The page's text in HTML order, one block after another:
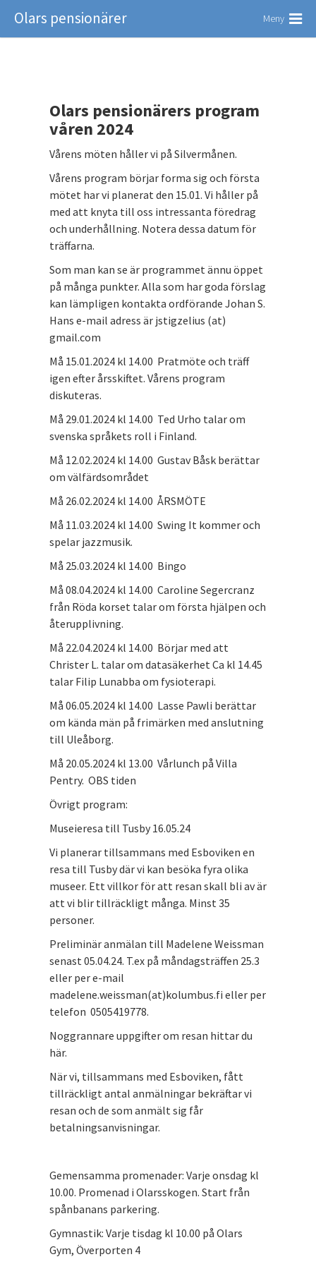
Olars pensionärer Meny
Olars pensionärers program
våren 2024
Vårens möten håller vi på Silvermånen.
Vårens program börjar forma sig och första
mötet har vi planerat den 15.01. Vi håller på
med att knyta till oss intressanta föredrag
och underhållning. Notera dessa datum för
träffarna.
Som man kan se är programmet ännu öppet
på många punkter. Alla som har goda förslag
kan lämpligen kontakta ordförande Johan S.
Hans e-mail adress är jstigzelius (at)
gmail.com
Må 15.01.2024 kl 14.00 Pratmöte och träff
igen efter årsskiftet. Vårens program
diskuteras.
Må 29.01.2024 kl 14.00 Ted Urho talar om
svenska språkets roll i Finland.
Må 12.02.2024 kl 14.00 Gustav Båsk berättar
om välfärdsområdet
Må 26.02.2024 kl 14.00 ÅRSMÖTE
Må 11.03.2024 kl 14.00 Swing It kommer och
spelar jazzmusik.
Må 25.03.2024 kl 14.00 Bingo
Må 08.04.2024 kl 14.00 Caroline Segercranz
från Röda korset talar om första hjälpen och
återupplivning.
Må 22.04.2024 kl 14.00 Börjar med att
Christer L. talar om datasäkerhet Ca kl 14.45
talar Filip Lunabba om fysioterapi.
Må 06.05.2024 kl 14.00 Lasse Pawli berättar
om kända män på frimärken med anslutning
till Uleåborg.
Må 20.05.2024 kl 13.00 Vårlunch på Villa
Pentry. OBS tiden
Övrigt program:
Museieresa till Tusby 16.05.24
Vi planerar tillsammans med Esboviken en
resa till Tusby där vi kan besöka fyra olika
museer. Ett villkor för att resan skall bli av är
att vi blir tillräckligt många. Minst 35
personer.
Preliminär anmälan till Madelene Weissman
senast 05.04.24. T.ex på måndagsträffen 25.3
eller per e-mail
madelene.weissman(at)kolumbus.fi eller per
telefon 0505419778.
Noggrannare uppgifter om resan hittar du
här.
När vi, tillsammans med Esboviken, fått
tillräckligt antal anmälningar bekräftar vi
resan och de som anmält sig får
betalningsanvisningar.
Gemensamma promenader: Varje onsdag kl
10.00. Promenad i Olarsskogen. Start från
spånbanans parkering.
Gymnastik: Varje tisdag kl 10.00 på Olars
Gym, Överporten 4